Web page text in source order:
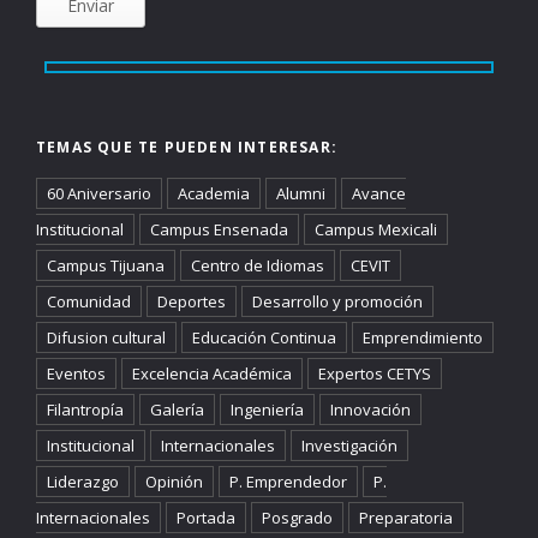
TEMAS QUE TE PUEDEN INTERESAR:
60 Aniversario Academia Alumni
Avance
Institucional
Campus Ensenada
Campus Mexicali
Campus Tijuana
Centro de Idiomas
CEVIT
Comunidad
Deportes
Desarrollo y promoción
Difusion cultural
Educación Continua
Emprendimiento
Eventos
Excelencia Académica
Expertos CETYS
Filantropía
Galería Ingeniería
Innovación
Institucional
Internacionales
Investigación
Liderazgo
Opinión P. Emprendedor
P.
Internacionales
Portada Posgrado Preparatoria